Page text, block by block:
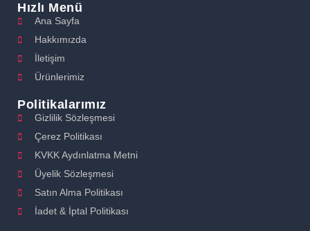
Hızlı Menü
Ana Sayfa
Hakkımızda
İletişim
Ürünlerimiz
Politikalarımız
Gizlilik Sözleşmesi
Çerez Politikası
KVKK Aydınlatma Metni
Üyelik Sözleşmesi
Satın Alma Politikası
İadet & İptal Politikası